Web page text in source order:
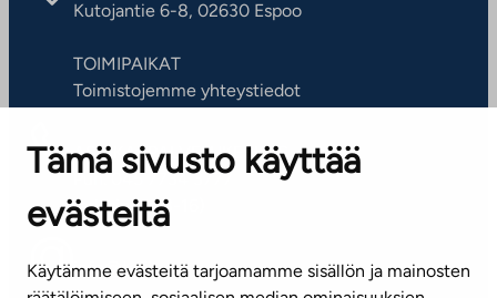
Tämä sivusto käyttää
evästeitä
Käytämme evästeitä tarjoamamme sisällön ja mainosten
Kutojantie 6-8, 02630 Espoo
TOIMIPAIKAT
Toimistojemme yhteystiedot
ASIAKASPALVELUKESKUS
Puh. 045 7734 3777
(arkisin klo 8-16)
info@ta.fi